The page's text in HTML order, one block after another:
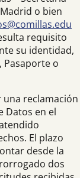
o bien
requisito
su identidad,
Pasaporte o
reclamación
Datos en el
El plazo
desde la
dos